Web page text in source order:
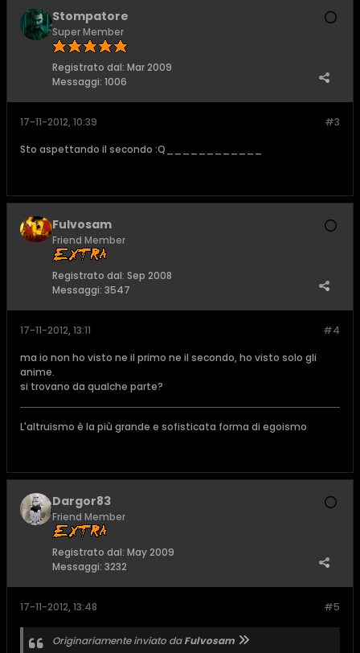
Stompatore
Super Member
Registrato dal: Mar 2009
Messaggi: 1006
#3
17-11-2012, 10:39
Sto aspettando il secondo :Q____________
Fulvosam
Friend Member
Registrato dal: Sep 2008
Messaggi: 3547
#4
17-11-2012, 13:11
ma io non ho visto ne il primo ne il secondo, ho visto solo gli
anime.
si trovano da qualche parte?
L'altruismo è la più grande e sofisticata forma di egoismo
Dargor83
Friend Member
Registrato dal: May 2009
Messaggi: 3232
#5
17-11-2012, 13:48
Originariamente inviato daFulvosam